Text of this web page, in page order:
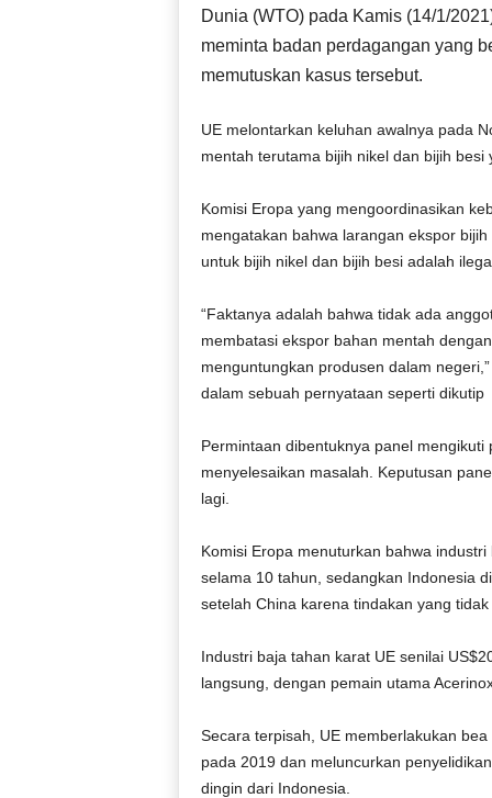
Dunia (WTO) pada Kamis (14/1/
meminta badan perdagangan yang
memutuskan kasus tersebut.
UE melontarkan keluhan awalnya pada
mentah terutama bijih nikel dan bijih
Komisi Eropa yang mengoordinasikan
mengatakan bahwa larangan ekspor
untuk bijih nikel dan bijih besi adalah
“Faktanya adalah bahwa tidak ada
membatasi ekspor bahan mentah
menguntungkan produsen dalam
dalam sebuah pernyataan seperti dikutip
Permintaan dibentuknya panel
menyelesaikan masalah. Keputusan
lagi.
Komisi Eropa menuturkan bahwa
selama 10 tahun, sedangkan Indonesia
setelah China karena tindakan yang tidak
Industri baja tahan karat UE senilai
langsung, dengan pemain utama
Secara terpisah, UE memberlakukan
pada 2019 dan meluncurkan
dingin dari Indonesia.